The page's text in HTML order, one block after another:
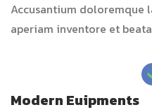
Accusantium doloremque
aperiam inventore et
Modern Euipments